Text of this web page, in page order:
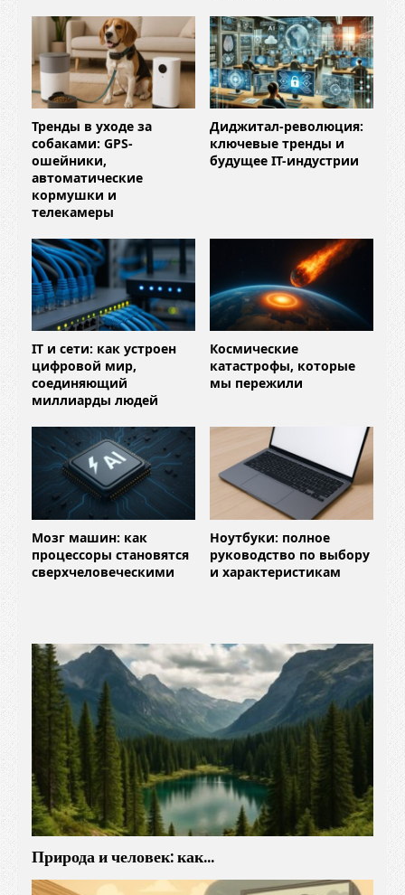
Тренды в уходе за
собаками: GPS-
ошейники,
автоматические
кормушки и
телекамеры
Диджитал-революция:
ключевые тренды и
будущее IT-индустрии
IT и сети: как устроен
цифровой мир,
соединяющий
миллиарды людей
Космические
катастрофы, которые
мы пережили
Мозг машин: как
процессоры становятся
сверхчеловеческими
Ноутбуки: полное
руководство по выбору
и характеристикам
Природа и человек: как…